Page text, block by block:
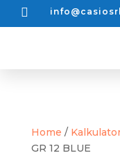

Home /
GR 12 BLUE